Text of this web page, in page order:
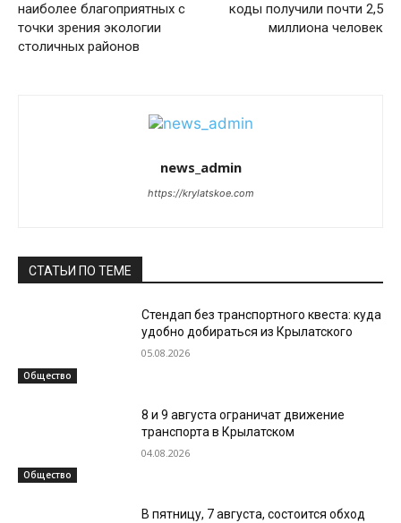
наиболее благоприятных с
точки зрения экологии
столичных районов
коды получили почти 2,5
миллиона человек
news_admin
https://krylatskoe.com
СТАТЬИ ПО ТЕМЕ
Общество
Стендап без транспортного квеста: куда
удобно добираться из Крылатского
05.08.2026
Общество
8 и 9 августа ограничат движение
транспорта в Крылатском
04.08.2026
В пятницу, 7 августа, состоится обход